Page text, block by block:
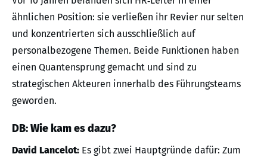
ähnlichen Position: sie verließen ihr Revier nur selten
und konzentrierten sich ausschließlich auf
personalbezogene Themen. Beide Funktionen haben
einen Quantensprung gemacht und sind zu
strategischen Akteuren innerhalb des Führungsteams
geworden.
DB: Wie kam es dazu?
David Lancelot: Es gibt zwei Hauptgründe dafür: Zum